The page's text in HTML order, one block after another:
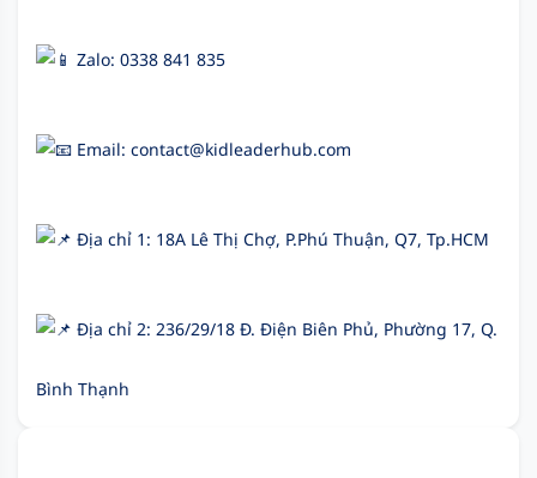
Zalo: 0338 841 835
Email: contact@kidleaderhub.com
Địa chỉ 1: 18A Lê Thị Chợ, P.Phú Thuận, Q7, Tp.HCM
Địa chỉ 2: 236/29/18 Đ. Điện Biên Phủ, Phường 17, Q.
Bình Thạnh